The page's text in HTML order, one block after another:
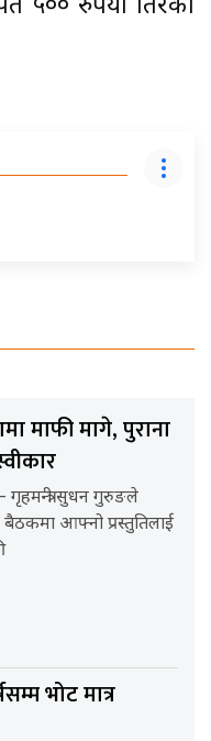
५०० रुपैयाँ तिरेका
माफी मागे, पुराना
गृहमन्त्री सुधन गुरुङले
बैठकमा आफ्नो प्रस्तुतिलाई
भोट मात्र